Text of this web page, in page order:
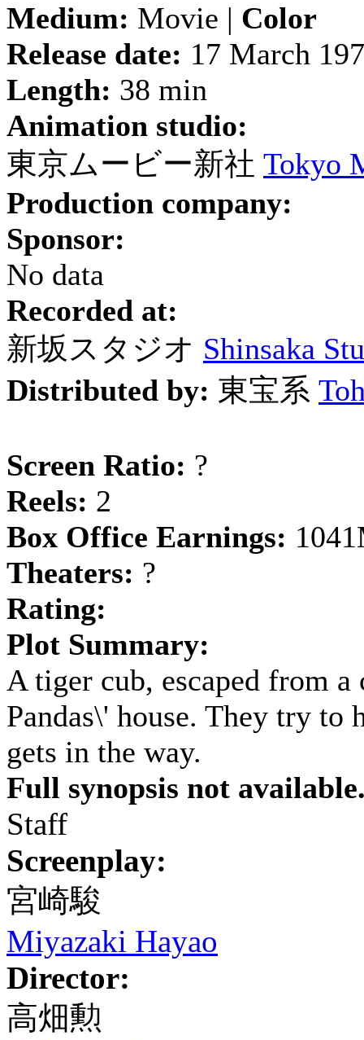
Medium: Movie | Color
Release date: 17 March
Length: 38 min
Animation studio:
東京ムービー新社 Tokyo
Production company:
Sponsor:
No data
Recorded at:
新坂スタジオ Shinsaka
Distributed by: 東宝系
Screen Ratio: ?
Reels: 2
Box Office Earnings:
Theaters: ?
Rating:
Plot Summary:
A tiger cub, escaped from
Pandas\' house. They try to
gets in the way.
Full synopsis not
Staff
Screenplay:
宮崎駿
Miyazaki Hayao
Director:
高畑勲